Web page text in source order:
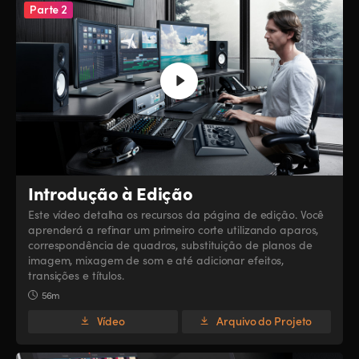
Parte 2
Introdução à Edição
Este vídeo detalha os recursos da página de edição. Você
aprenderá a refinar um primeiro corte utilizando aparos,
correspondência de quadros, substituição de planos de
imagem, mixagem de som e até adicionar efeitos,
transições e títulos.
56m
Vídeo Arquivo do Projeto